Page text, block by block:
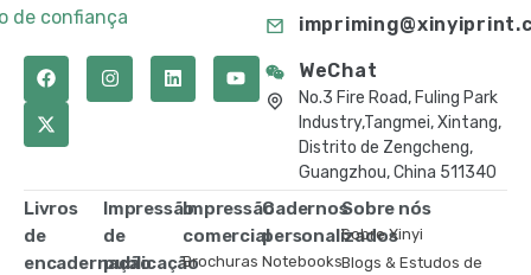
de confiança
WeChat
No.3 Fire Road, Fuling Park
Industry,Tangmei, Xintang,
Distrito de Zengcheng,
Guangzhou, China 511340
Livros
de
encadernação
Impressão
de
publicação
Impressão
comercial
Brochuras
Cadernos
personalizados
Notebooks
Sobre nós
Sobre Xinyi
Blogs & Estudos de